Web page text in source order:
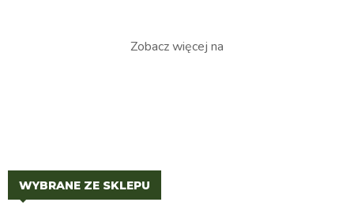
Zobacz więcej na
WYBRANE ZE SKLEPU